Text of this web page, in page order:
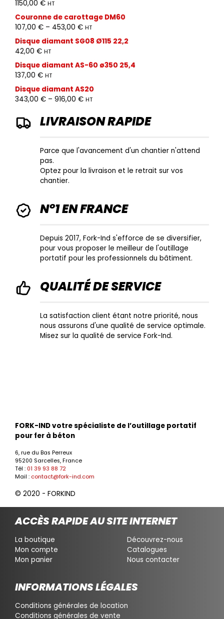
1150,00 € HT
Couronne de carottage DM60
107,00 € – 453,00 € HT
Disque diamant SG08 Ø115 22,2
42,00 € HT
Disque diamant AS-60 ø350 25,4
137,00 € HT
Disque diamant AS20
343,00 € – 916,00 € HT
LIVRAISON RAPIDE
Parce que l'avancement d'un chantier n'attend
pas.
Optez pour la livraison et le retrait sur vos
chantier.
N°1 EN FRANCE
Depuis 2017, Fork-Ind s'efforce de se diversifier,
pour vous proposer le meilleur de l'outillage
portatif pour les professionnels du bâtiment.
QUALITÉ DE SERVICE
La satisfaction client étant notre priorité, nous
nous assurons d'une qualité de service optimale.
Misez sur la qualité de service Fork-Ind.
FORK-IND votre spécialiste de l’outillage portatif
pour fer à béton
6, rue du Bas Perreux
95200 Sarcelles, France
Tél : 01 39 93 88 72
Mail : contact@fork-ind.com
© 2020 - FORKIND
ACCÈS RAPIDE AU SITE INTERNET
La boutique
Mon compte
Mon panier
Découvrez-nous
Catalogues
Nous contacter
INFORMATIONS LÉGALES
Conditions générales de location
Conditions générales de vente